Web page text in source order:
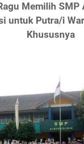
Memilih
untuk Putra/i
Khususnya